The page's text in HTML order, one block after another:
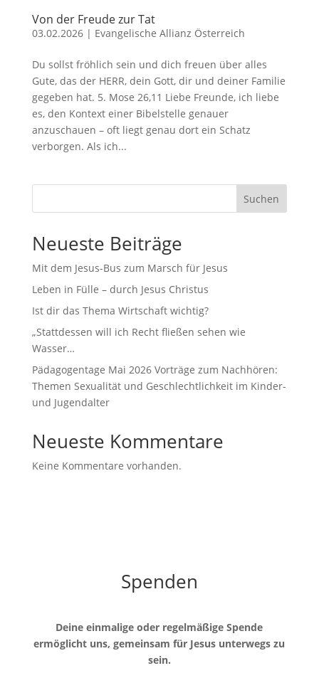
Von der Freude zur Tat
03.02.2026| Evangelische Allianz Österreich
Du sollst fröhlich sein und dich freuen über alles
Gute, das der HERR, dein Gott, dir und deiner Familie
gegeben hat. 5. Mose 26,11 Liebe Freunde, ich liebe
es, den Kontext einer Bibelstelle genauer
anzuschauen – oft liegt genau dort ein Schatz
verborgen. Als ich...
Suchen
Neueste Beiträge
Mit dem Jesus-Bus zum Marsch für Jesus
Leben in Fülle – durch Jesus Christus
Ist dir das Thema Wirtschaft wichtig?
„Stattdessen will ich Recht fließen sehen wie
Wasser…
Pädagogentage Mai 2026 Vorträge zum Nachhören:
Themen Sexualität und Geschlechtlichkeit im Kinder-
und Jugendalter
Neueste Kommentare
Keine Kommentare vorhanden.
Spenden
Deine einmalige oder regelmäßige Spende
ermöglicht uns, gemeinsam für Jesus unterwegs zu
sein.